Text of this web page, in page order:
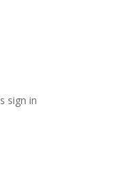
sign in